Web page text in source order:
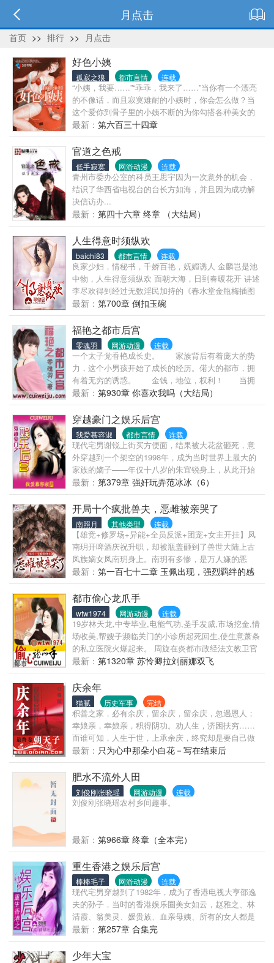
月点击
首页 >> 排行 >> 月点击
好色小姨
孤寂之狼 都市言情 连载
“小姨，我要……”“乖乖，我来了……”当你有一个漂亮
的不像话，而且寂寞难耐的小姨时，你会怎么做？当
这个爱你到骨子里的小姨不断的为你勾搭各种美女的
时候，你会怎么做？从萝莉，到御姐，到少妇，小姨
的命令统统拿下……书友群：118940557
最新： 第六百三十四章
官道之色戒
低手寂寞 网游动漫 连载
青州市委办公室的科员王思宇因为一次意外的机会，
结识了华西省电视台的台长方如海，并且因为成功解
决信访办...
最新： 第四十六章 终章 （大结局）
人生得意时须纵欢
baichi83 都市言情 连载
良家少妇，情秘书，千娇百艳，妩媚诱人 金麟岂是池
中物，人生得意须纵欢 面朝大海，日到春暖花开 讲述
李尽欢得到经过无数淫民加持的《春水堂金瓶梅插图
本》的金瓶神气之后，无数姑娘们有福了的故事！
最新： 第700章 倒扣玉碗
福艳之都市后宫
零魂羽 网游动漫 连载
一个太子党香艳成长史。 家族背后有着庞大的势
力，这个小男孩开始了成长的经历。偌大的都市，拥
有着无穷的诱惑。 金钱，地位，权利！ 当拥
有着这三种所有人都渴望的优势之后，他的生活会是
怎么样的呢？在美女如云的都市之中，恣意风流，嬉
游花丛！
最新： 第930章 你喜欢我吗（大结局）
穿越豪门之娱乐后宫
我爱慕容淑 都市言情 连载
现代宅男谢锐上街买方便面，结果被大花盆砸死，意
外穿越到一个架空的1998年，成为当时世界上最大的
家族的嫡子——年仅十八岁的朱宜锐身上，从此开始
了他享福、泡美女的奢侈生活…… （本书会出现很多
的明星，80年代——00年代的都有，另外本书也算是
架空，所以里面的明星她们的相貌名字都一样，但是
出生背景、出生时间等等一切资料都是我杜撰的，另
外世界娱乐圈的大亨等我也会自己杜撰，不会和现在
的世界一样，所以各位看了之后不要说我乱写啊！谢
谢）
最新： 第379章 强奸玩弄范冰冰（6）
开局十个疯批兽夫，恶雌被亲哭了
南照月 其他类型 连载
【雄竞+修罗场+异能+全员反派+团宠+女主开挂】凤
南玥开啤酒庆祝升职，却被瓶盖砸到了兽世大陆上古
凤族嫡女凤南玥身上。南玥有多惨，是万人嫌的恶
女，爹娘和爷爷诡异失踪，又被堂妹剖去至尊凤骨，
十个顶级兽夫被堂妹抢走。而匹配给她十个修为被废
的恶名昭彰的兽夫，个个反骨难驯。又被二叔一家把
她连同十个兽夫被丢进了凶兽横行的苍莽大陆。凤南
玥作为现代灵魂穿越附体，觉醒神识空间，解锁两大
逆天金手指！紫瞳能看破一切虚妄诡计，万物识物掌
通晓天地秘辛。即便凤骨被夺，十个反骨兽夫是废
材，那又何妨。绝境之中，她带着十个被陷害算计跌
落神坛的顶级兽夫，踩天骄，踏天才，睥睨兽世之
巅，替他们讨回公道。而之前杀伐嗜血的十位反骨兽
夫个个要放妻书，当凤南玥把放妻书放在他们面前
时，十个大佬兽夫慌了。腹黑深沉的黑龙：妻主，你
是我此生唯一神明！腹黑心机黑蛇：妻主，此生只做
你一人的利刃！
最新： 第一百七十二章 玉佩出现，强烈羁绊的感
觉
都市偷心龙爪手
wtw1974 网游动漫 连载
19岁林天龙,中专毕业,电能气功,圣手发威,市场挖金,情
场收美,帮嫂子濒临关门的小诊所起死回生,使生意萧条
的私立医院火爆起来。 周旋在炎都市政经法文教卫官
员之间,卷入争权夺利官场斗争之中,白领、医护、警
花、教师,美少女萝 莉、妩媚少 妇、成熟美 妇,最后建
立属于自己的经济帝国美女后宫……
最新： 第1320章 苏怜卿拉刘丽娜双飞
庆余年
猫腻 历史军事 完结
积善之家，必有余庆，留余庆，留余庆，忽遇恩人；
幸娘亲，幸娘亲，积得阴功。劝人生，济困扶穷……
而谁可知，人生于世，上承余庆，终究却是要自己做
出道路抉择，正是所谓岔枝发： 东风携云雨，幼藤吐
新芽。 急催如颦鼓，洗尽茸与华。 且待朝阳至，绿遍
庭中架。 更盼黄叶时，采得数枚瓜。 …… …… 当今
世界，千穿万穿，唯有马屁不穿。因为故事发生在庆
国，而那位病人很奢侈地拥有了多出来的一截生命，
所以取名为：庆余年－－很有乡土气息的名字。
最新： 只为心中那朵小白花－写在结束后
肥水不流外人田
刘俊刚张晓瑶 网游动漫 连载
刘俊刚张晓瑶农村乡间趣事。
最新： 第966章 终章（全本完）
重生香港之娱乐后宫
棒棒毛子 网游动漫 连载
现代宅男穿越到了1982年，成为了香港电视大亨邵逸
夫的孙子，当时的香港娱乐圈美女如云，赵雅之、林
清霞、翁美灵、媛贵族、血亲母姨、所有的女人都是
他的囊中之物，看他如何泡尽明星血亲，醒掌天下
权，醉卧美人膝，一切请关注《重生香港之娱乐后
宫》……
最新： 第257章 合集完
少年大宝